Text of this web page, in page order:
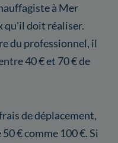
à Mer
qu'il doit réaliser.
du professionnel, il
40 € et 70 € de
de déplacement,
€ comme 100 €. Si